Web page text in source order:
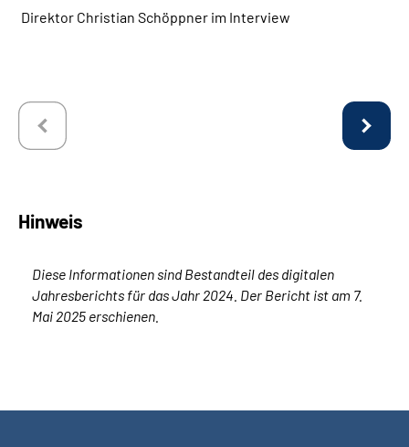
Direktor Christian Schöppner im Interview
Hinweis
Diese Informationen sind Bestandteil des digitalen
Jahresberichts für das Jahr 2024. Der Bericht ist am 7.
Mai 2025 erschienen.